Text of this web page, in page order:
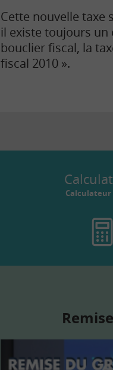
Cette nouvelle taxe
il existe toujours un
bouclier fiscal, la
fiscal 2010 ».
Calculateur